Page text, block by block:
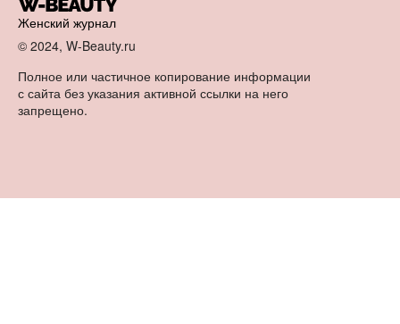
Женский журнал
© 2024, W-Beauty.ru
Полное или частичное копирование информации
с сайта без указания активной ссылки на него
запрещено.